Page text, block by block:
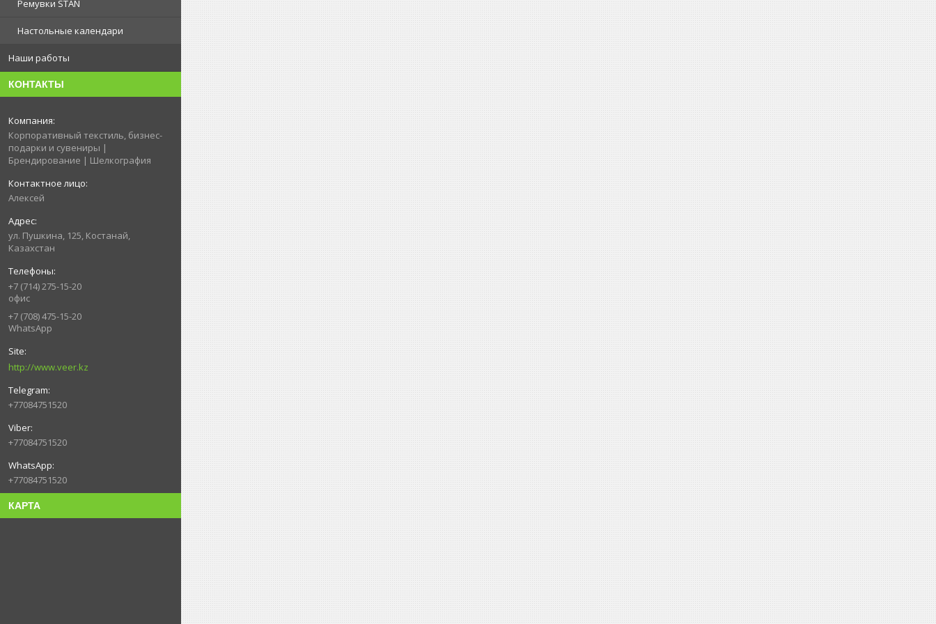
Ремувки STAN
Настольные календари
Наши работы
КОНТАКТЫ
Корпоративный текстиль, бизнес-
подарки и сувениры |
Брендирование | Шелкография
Алексей
ул. Пушкина, 125, Костанай,
Казахстан
+7 (714) 275-15-20
офис
+7 (708) 475-15-20
WhatsApp
http://www.veer.kz
+77084751520
+77084751520
+77084751520
КАРТА